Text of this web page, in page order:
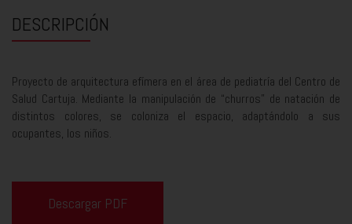
DESCRIPCIÓN
Proyecto de arquitectura efímera en el área de pediatría del Centro de
Salud Cartuja. Mediante la manipulación de “churros” de natación de
distintos colores, se coloniza el espacio, adaptándolo a sus
ocupantes, los niños.
Descargar PDF